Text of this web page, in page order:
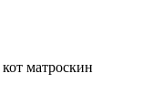
кот матроскин